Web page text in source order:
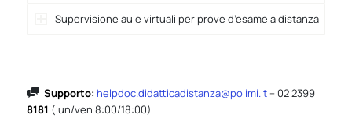
Supervisione aule virtuali per prove d’esame a distanza
Supporto: helpdoc.didatticadistanza@polimi.it– 02 2399
8181 (lun/ven 8:00/18:00)